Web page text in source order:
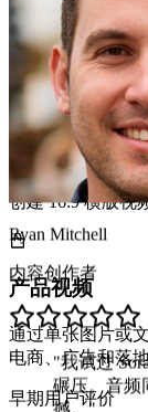
使用 AI 编辑和
需从头重新生成
社交媒体内容
为 TikTok、Reels
创建 16:9 横版
产品视频
通过单张图片或
电商、广告和落
早期用户评价
Ryan Mitchell
内容创作者
"我试过
碾压。音频
撼。"